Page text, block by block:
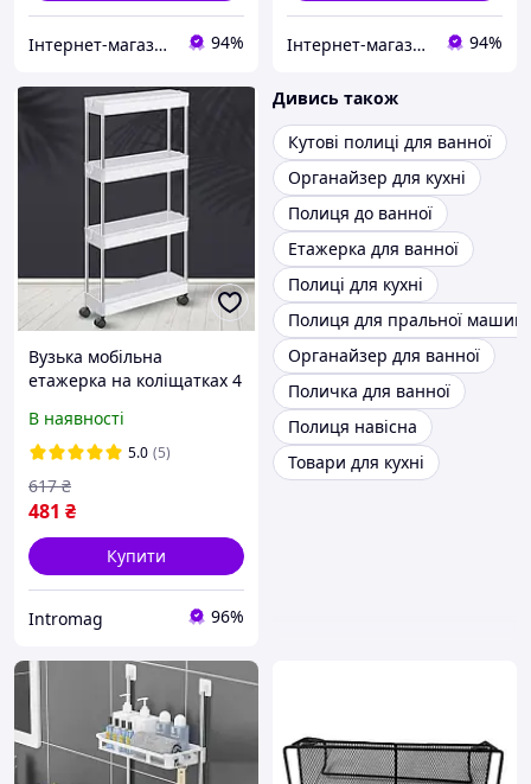
Інтернет-магазин Bigs 94% Інтернет-магазин Bigs 94%
Вузька мобільна
етажерка на коліщатках 4
Stenson R93336 для кухні,
ванної та зберігання
речей
В наявності
5.0 (5)
481 ₴
617 ₴
Купити
Intromag 96%
Дивись також
Кутові полиці для ванної
Органайзер для кухні
Полиця до ванної
Етажерка для ванної
Полиці для кухні
Полиця для пральної
Органайзер для ванної
Поличка для ванної
Полиця навісна
Товари для кухні